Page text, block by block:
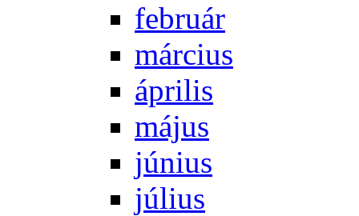
feb­ru­ár
már­ci­us
áp­ri­lis
má­jus
jú­ni­us
jú­li­us